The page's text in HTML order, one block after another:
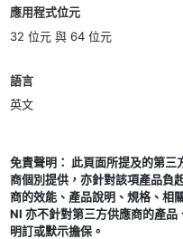
應用程式位元
32 位元 與 64 位元
語言
英文
免責聲明： 此頁面所提及的第
商個別提供，亦針對該項產品負
商的效能、產品說明、規格、相
NI 亦不針對第三方供應商的產
明訂或默示擔保。